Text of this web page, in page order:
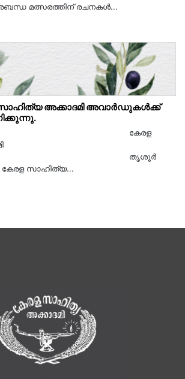
മത്സരത്തിന് രചനകൾ...
സാഹിത്യ അക്കാദമി അവാർഡുകൾക്ക്
കേരള സാഹിത്യ...